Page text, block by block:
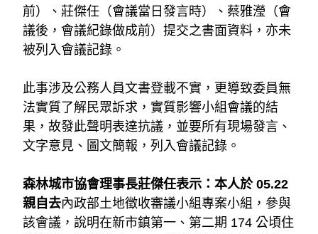
前）、莊傑任（會議當日發言時）、蔡雅瀅（會
議後，會議紀錄做成前）提交之書面資料，亦未
被列入會議記錄。
此事涉及公務人員文書登載不實，更導致委員無
法實質了解民眾訴求，實質影響小組會議的結
果，故發此聲明表達抗議，並要所有現場發言、
文字意見、圖文簡報，列入會議記錄。
森林城市協會理事長莊傑任表示：本人於 05.22
親自去內政部土地徵收審議小組專案小組，參與
該會議，說明在新市鎮第一、第二期 174 公頃住